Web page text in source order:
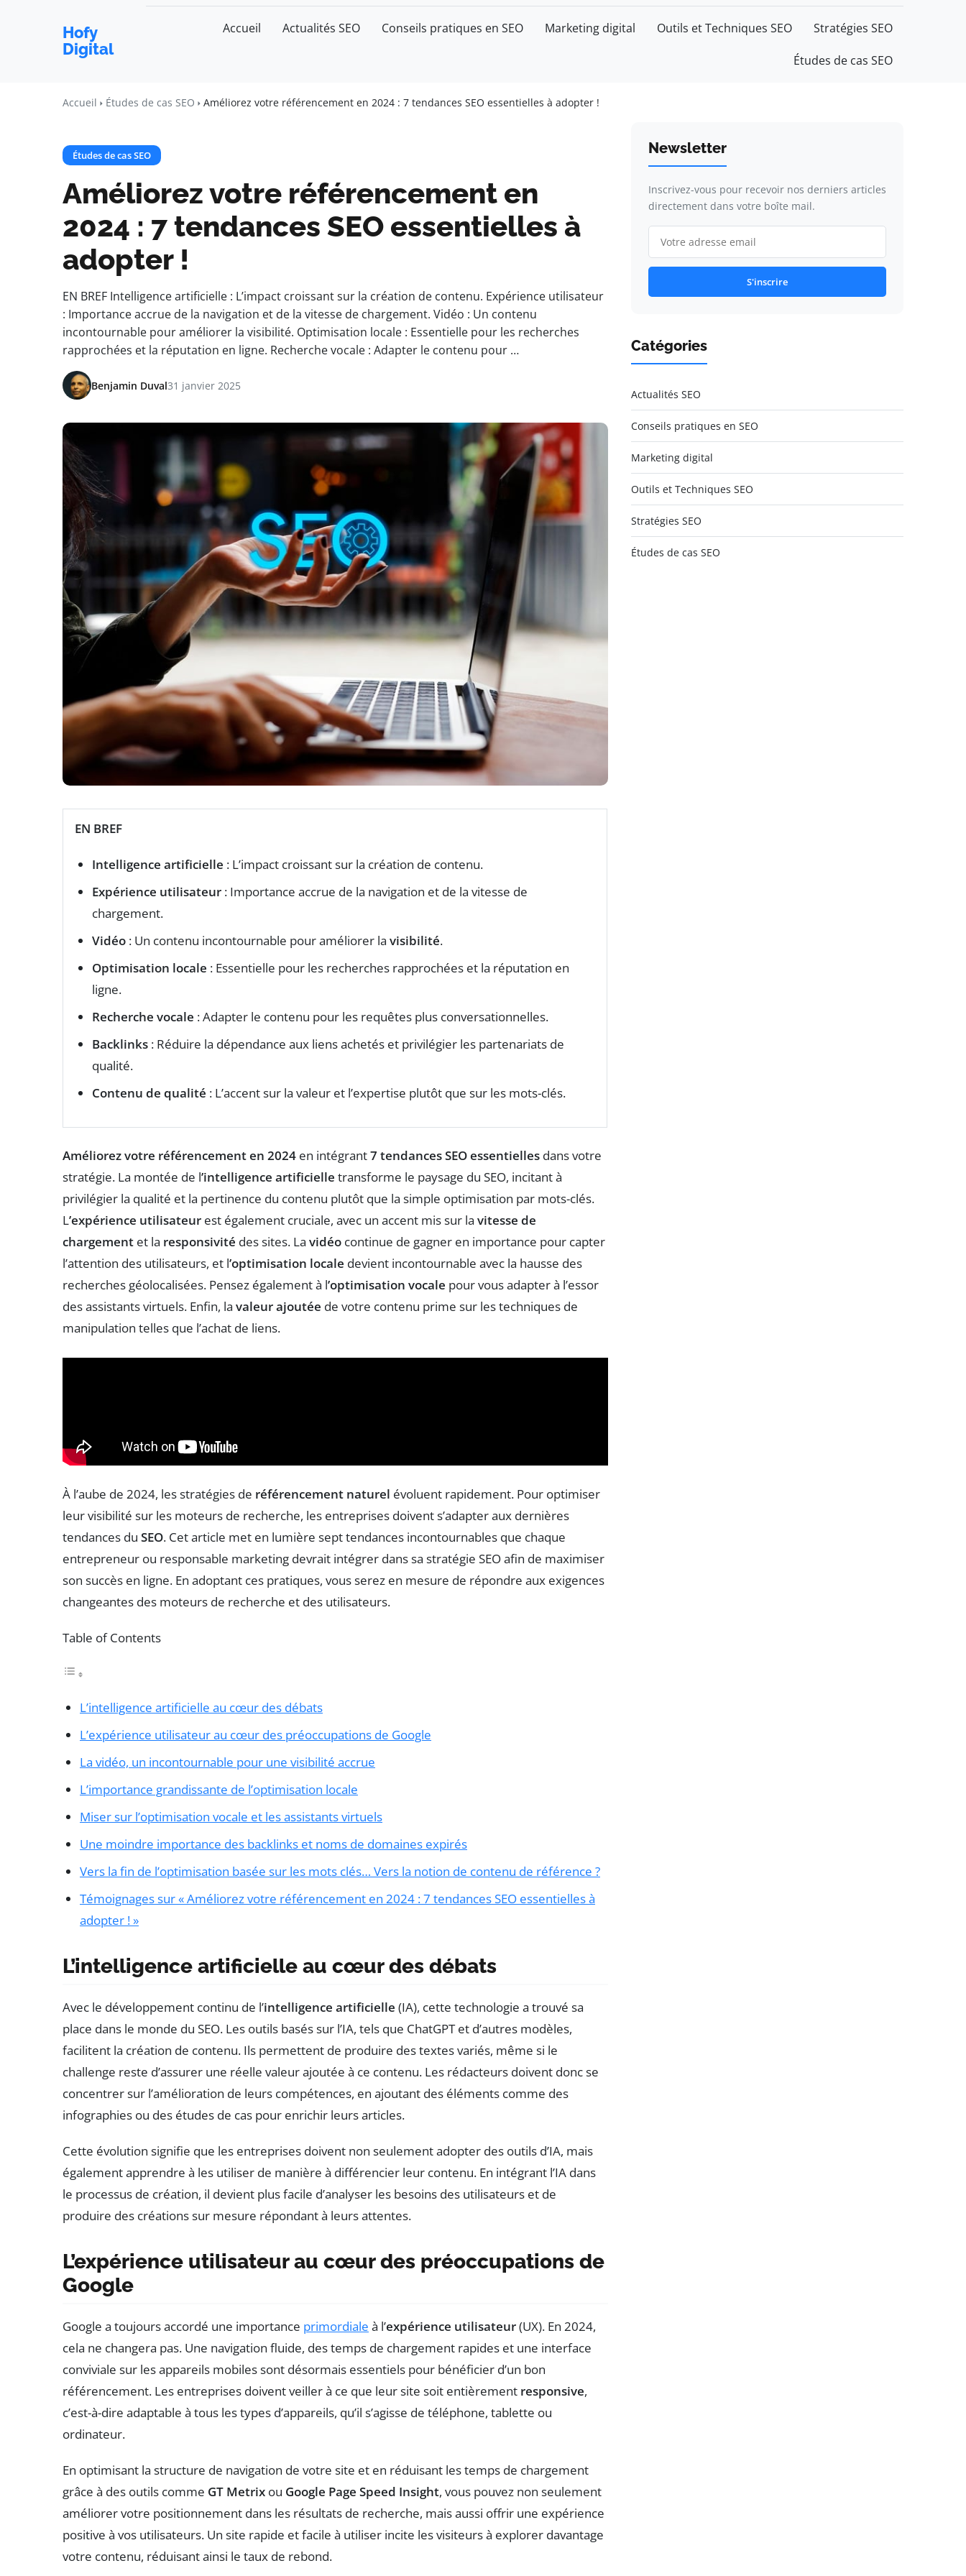
Hofy
Digital
Accueil Actualités SEO Conseils pratiques en SEO Marketing digital Outils et Techniques SEO Stratégies SEO
Études de cas SEO
Accueil Études de cas SEO Améliorez votre référencement en 2024 : 7 tendances SEO essentielles à adopter !
Études de cas SEO
Améliorez votre référencement en
2024 : 7 tendances SEO essentielles à
adopter !
EN BREF Intelligence artificielle : L’impact croissant sur la création de contenu. Expérience utilisateur
: Importance accrue de la navigation et de la vitesse de chargement. Vidéo : Un contenu
incontournable pour améliorer la visibilité. Optimisation locale : Essentielle pour les recherches
rapprochées et la réputation en ligne. Recherche vocale : Adapter le contenu pour …
Benjamin Duval31 janvier 2025
EN BREF
Intelligence artificielle : L’impact croissant sur la création de contenu.
Expérience utilisateur : Importance accrue de la navigation et de la vitesse de
chargement.
Vidéo : Un contenu incontournable pour améliorer la visibilité.
Optimisation locale : Essentielle pour les recherches rapprochées et la réputation en
ligne.
Recherche vocale : Adapter le contenu pour les requêtes plus conversationnelles.
Backlinks : Réduire la dépendance aux liens achetés et privilégier les partenariats de
qualité.
Contenu de qualité : L’accent sur la valeur et l’expertise plutôt que sur les mots-clés.
Améliorez votre référencement en 2024 en intégrant7 tendances SEO essentielles dans votre
stratégie. La montée de l’intelligence artificielle transforme le paysage du SEO, incitant à
privilégier la qualité et la pertinence du contenu plutôt que la simple optimisation par mots-clés.
L’expérience utilisateur est également cruciale, avec un accent mis sur la vitesse de
chargement et la responsivité des sites. La vidéo continue de gagner en importance pour capter
l’attention des utilisateurs, et l’optimisation locale devient incontournable avec la hausse des
recherches géolocalisées. Pensez également à l’optimisation vocale pour vous adapter à l’essor
des assistants virtuels. Enfin, la valeur ajoutée de votre contenu prime sur les techniques de
manipulation telles que l’achat de liens.
À l’aube de 2024, les stratégies de référencement naturel évoluent rapidement. Pour optimiser
leur visibilité sur les moteurs de recherche, les entreprises doivent s’adapter aux dernières
tendances du SEO. Cet article met en lumière sept tendances incontournables que chaque
entrepreneur ou responsable marketing devrait intégrer dans sa stratégie SEO afin de maximiser
son succès en ligne. En adoptant ces pratiques, vous serez en mesure de répondre aux exigences
changeantes des moteurs de recherche et des utilisateurs.
Table of Contents
L’intelligence artificielle au cœur des débats
L’expérience utilisateur au cœur des préoccupations de Google
La vidéo, un incontournable pour une visibilité accrue
L’importance grandissante de l’optimisation locale
Miser sur l’optimisation vocale et les assistants virtuels
Une moindre importance des backlinks et noms de domaines expirés
Vers la fin de l’optimisation basée sur les mots clés… Vers la notion de contenu de référence ?
Témoignages sur « Améliorez votre référencement en 2024 : 7 tendances SEO essentielles à
adopter ! »
L’intelligence artificielle au cœur des débats
Avec le développement continu de l’intelligence artificielle (IA), cette technologie a trouvé sa
place dans le monde du SEO. Les outils basés sur l’IA, tels que ChatGPT et d’autres modèles,
facilitent la création de contenu. Ils permettent de produire des textes variés, même si le
challenge reste d’assurer une réelle valeur ajoutée à ce contenu. Les rédacteurs doivent donc se
concentrer sur l’amélioration de leurs compétences, en ajoutant des éléments comme des
infographies ou des études de cas pour enrichir leurs articles.
Cette évolution signifie que les entreprises doivent non seulement adopter des outils d’IA, mais
également apprendre à les utiliser de manière à différencier leur contenu. En intégrant l’IA dans
le processus de création, il devient plus facile d’analyser les besoins des utilisateurs et de
produire des créations sur mesure répondant à leurs attentes.
L’expérience utilisateur au cœur des préoccupations de
Google
Google a toujours accordé une importance primordiale à l’expérience utilisateur(UX). En 2024,
cela ne changera pas. Une navigation fluide, des temps de chargement rapides et une interface
conviviale sur les appareils mobiles sont désormais essentiels pour bénéficier d’un bon
référencement. Les entreprises doivent veiller à ce que leur site soit entièrement responsive,
c’est-à-dire adaptable à tous les types d’appareils, qu’il s’agisse de téléphone, tablette ou
ordinateur.
En optimisant la structure de navigation de votre site et en réduisant les temps de chargement
grâce à des outils comme GT Metrix ou Google Page Speed Insight, vous pouvez non seulement
améliorer votre positionnement dans les résultats de recherche, mais aussi offrir une expérience
positive à vos utilisateurs. Un site rapide et facile à utiliser incite les visiteurs à explorer davantage
votre contenu, réduisant ainsi le taux de rebond.
Newsletter
Inscrivez-vous pour recevoir nos derniers articles
directement dans votre boîte mail.
S'inscrire
Catégories
Actualités SEO
Conseils pratiques en SEO
Marketing digital
Outils et Techniques SEO
Stratégies SEO
Études de cas SEO